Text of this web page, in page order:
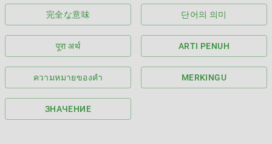
完全な意味 단어의 의미
पूरा अर्थ ARTI PENUH
ความหมายของคำ MERKINGU
ЗНАЧЕНИЕ